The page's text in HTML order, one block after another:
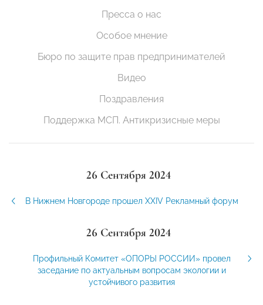
Пресса о нас
Особое мнение
Бюро по защите прав предпринимателей
Видео
Поздравления
Поддержка МСП. Антикризисные меры
26 Сентября 2024
В Нижнем Новгороде прошел ХХIV Рекламный форум
26 Сентября 2024
Профильный Комитет «ОПОРЫ РОССИИ» провел
заседание по актуальным вопросам экологии и
устойчивого развития